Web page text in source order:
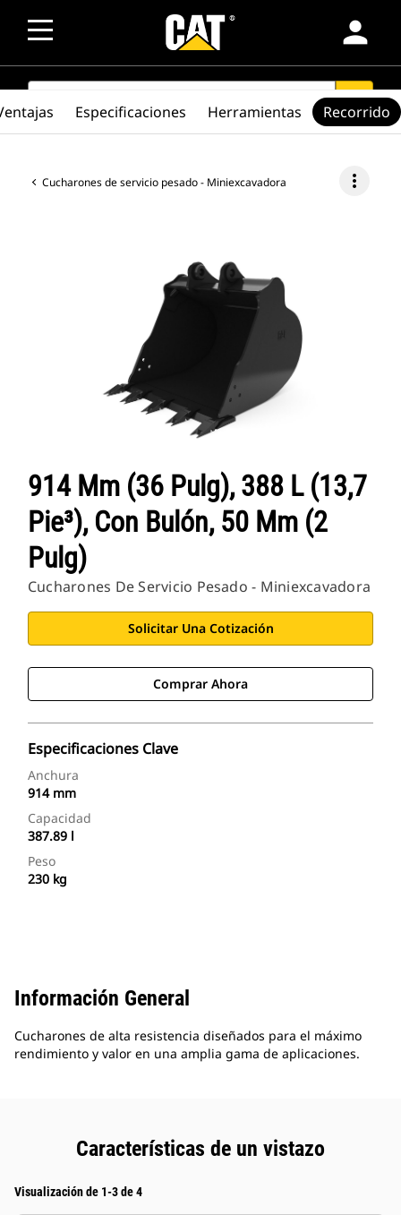
person
SEARCH search
Cucharones de servicio pesado - Miniexcavadora more_vert
914 Mm (36 Pulg), 388 L (13,7
Pie³), Con Bulón, 50 Mm (2
Pulg)
Cucharones De Servicio Pesado - Miniexcavadora
Solicitar Una Cotización
Comprar Ahora
Especificaciones Clave
Anchura
914 mm
Capacidad
387.89 l
Peso
230 kg
Especificaciones Herramientas Recorrido
Información General
Cucharones de alta resistencia diseñados para el máximo
rendimiento y valor en una amplia gama de aplicaciones.
Características de un vistazo
Visualización de 1-3 de 4